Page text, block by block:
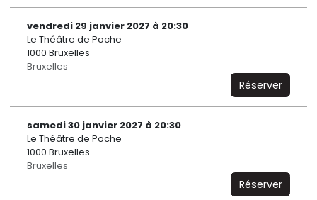
vendredi 29 janvier 2027 à 20:30
Le Théâtre de Poche
1000 Bruxelles
Bruxelles
Réserver
samedi 30 janvier 2027 à 20:30
Le Théâtre de Poche
1000 Bruxelles
Bruxelles
Réserver